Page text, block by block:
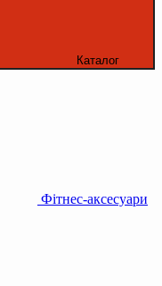
Каталог
Фітнес-аксесуари